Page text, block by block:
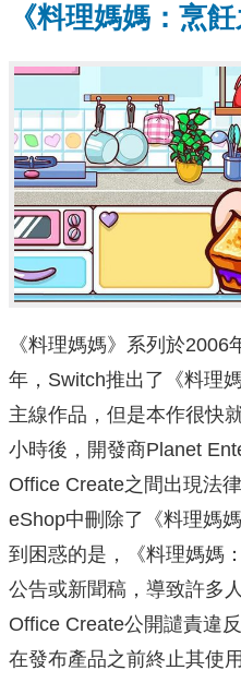
《料理媽媽：烹飪
《料理媽媽》系列於
年，Switch推出了《料理
主線作品，但是本作很快
小時後，開發商Planet
Office Create之間出現法
eShop中刪除了《料理媽
到困惑的是，《料理媽媽
公告或新聞稿，導致許多
Office Create公開譴責違
在發布產品之前終止其使